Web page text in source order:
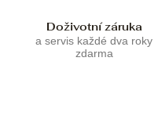
Doživotní záruka
a servis každé dva roky
zdarma